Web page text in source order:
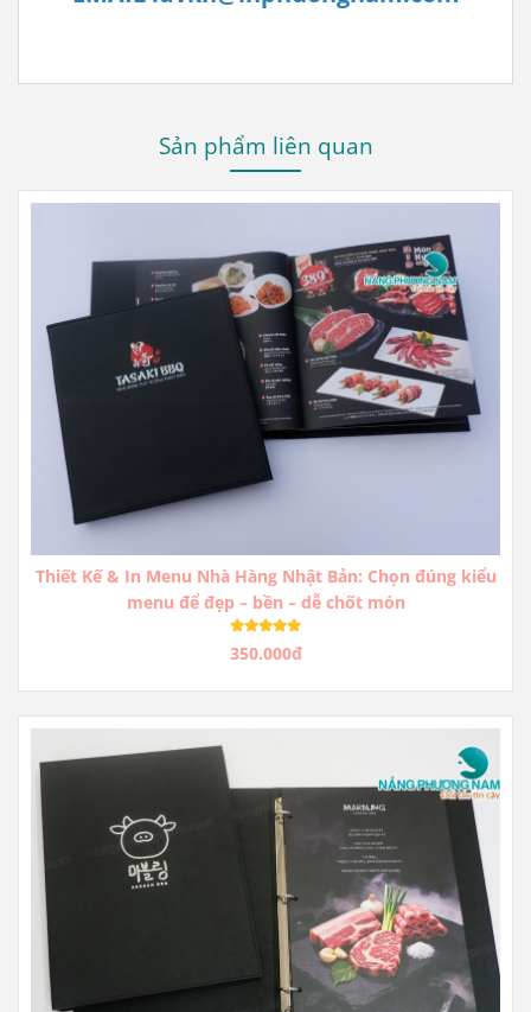
Sản phẩm liên quan
Thiết Kế & In Menu Nhà Hàng Nhật Bản: Chọn đúng kiểu
menu để đẹp – bền – dễ chốt món
350.000đ